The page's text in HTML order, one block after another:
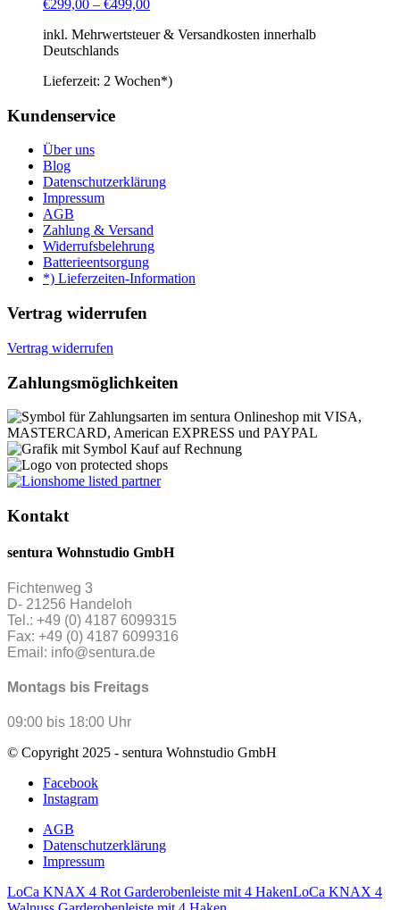
€299,00 – €499,00
inkl. Mehrwertsteuer & Versandkosten innerhalb
Deutschlands
Lieferzeit: 2 Wochen*)
Kundenservice
Über uns
Blog
Datenschutzerklärung
Impressum
AGB
Zahlung & Versand
Widerrufsbelehrung
Batterieentsorgung
*) Lieferzeiten-Information
Vertrag widerrufen
Vertrag widerrufen
Zahlungsmöglichkeiten
Kontakt
sentura Wohnstudio GmbH
Fichtenweg 3
D- 21256 Handeloh
Tel.: +49 (0) 4187 6099315
Fax: +49 (0) 4187 6099316
Email: info@sentura.de
Montags bis Freitags
09:00 bis 18:00 Uhr
© Copyright 2025 - sentura Wohnstudio GmbH
Facebook
Instagram
AGB
Datenschutzerklärung
Impressum
LoCa KNAX 4 Rot Garderobenleiste mit 4 HakenLoCa KNAX 4